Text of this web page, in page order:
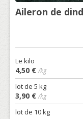
Aileron de
Le kilo
4,50 €/kg
lot de 5 kg
3,90 €/kg
lot de 10 kg